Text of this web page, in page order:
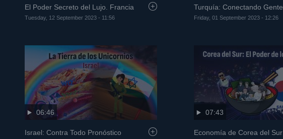
El Poder Secreto del Lujo. Francia
Tuesday, 12 September 2023 - 11:56
Turquía: Conectando Gente
Friday, 01 September 2023 - 12:26
06:46
Israel: Contra Todo Pronóstico
07:43
Economía de Corea del Sur